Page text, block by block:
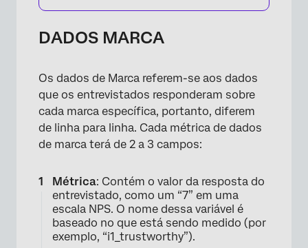
DADOS MARCA
Os dados de Marca referem-se aos dados
que os entrevistados responderam sobre
cada marca específica, portanto, diferem
de linha para linha. Cada métrica de dados
de marca terá de 2 a 3 campos:
Métrica: Contém o valor da resposta do
entrevistado, como um “7” em uma
escala NPS. O nome dessa variável é
baseado no que está sendo medido (por
exemplo, “i1_trustworthy”).